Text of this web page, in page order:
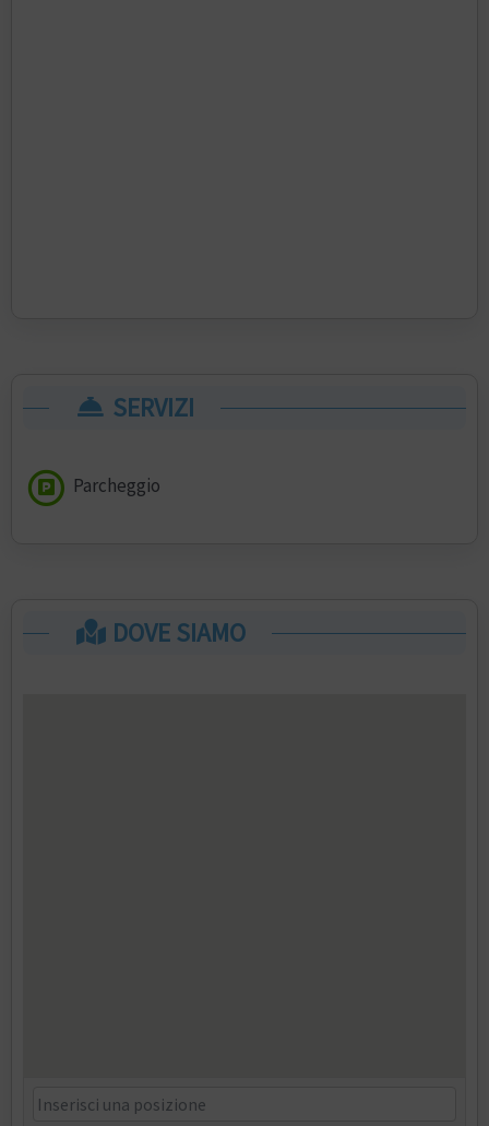
SERVIZI
Parcheggio
DOVE SIAMO